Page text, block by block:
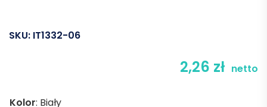
SKU: IT1332-06
2,26 zł netto
Kolor: Biały